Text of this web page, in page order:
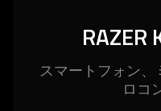
RAZER
スマートフォン、
ロコ